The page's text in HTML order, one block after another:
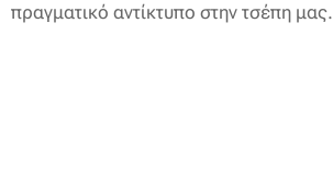
πραγματικό αντίκτυπο στην τσέπη μας.